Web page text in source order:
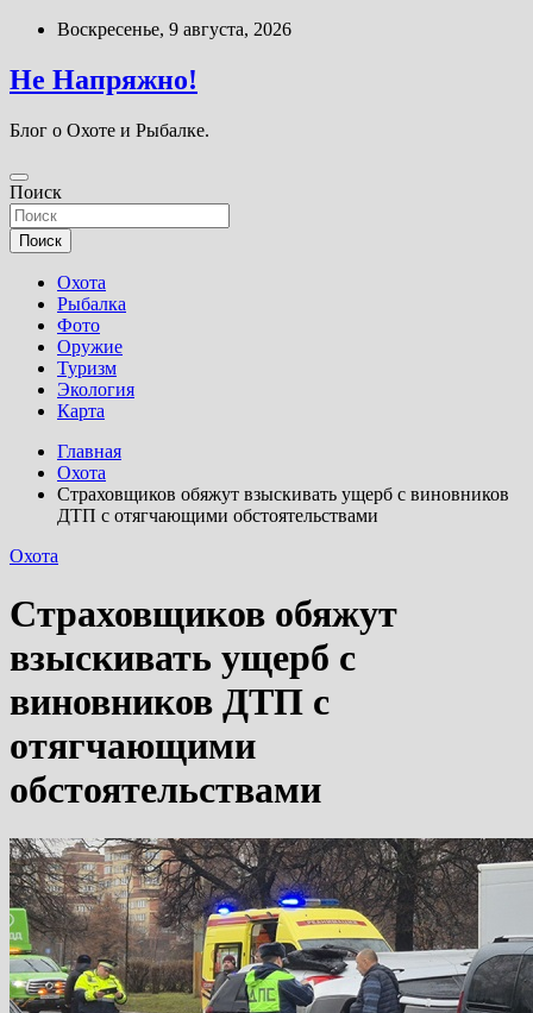
Перейти
содержимому
Воскресенье, 9 августа, 2026
Не Напряжно!
Блог о Охоте и Рыбалке.
Поиск
Поиск
Охота
Рыбалка
Фото
Оружие
Туризм
Экология
Карта
Главная
Охота
Страховщиков обяжут взыскивать ущерб с виновников
ДТП с отягчающими обстоятельствами
Охота
Страховщиков обяжут
взыскивать ущерб с
виновников ДТП с
отягчающими
обстоятельствами